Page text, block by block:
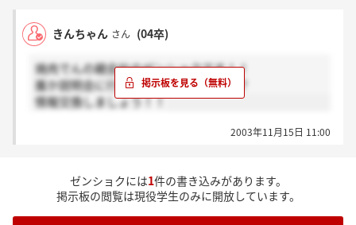
きんちゃん さん (04卒)
焼肉でんの親会社のゼンショクです！！
誰か説明会に行った人はいませんか？？
情報交換しましょう！！
2003年11月15日 11:00
ゼンショクには1件の書き込みがあります。
掲示板の閲覧は現役学生のみに開放しています。